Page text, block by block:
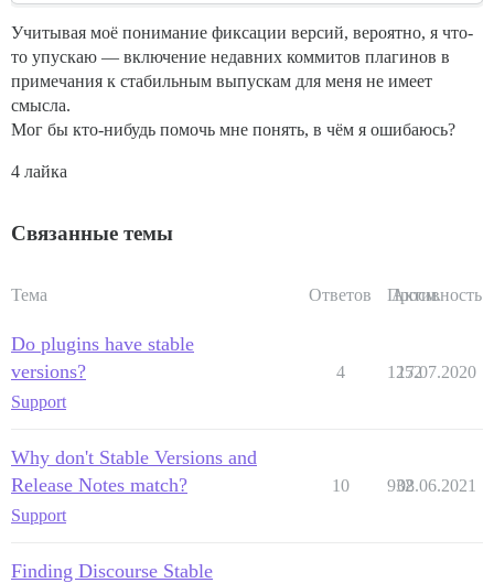
Учитывая моё понимание фиксации версий, вероятно, я что-
то упускаю — включение недавних коммитов плагинов в
примечания к стабильным выпускам для меня не имеет
смысла.
Мог бы кто-нибудь помочь мне понять, в чём я ошибаюсь?
4 лайка
Связанные темы
Тема Ответов Просм.
Активность
Do plugins have stable
versions?
Support
4 1252
17.07.2020
Why don't Stable Versions and
Release Notes match?
Support
10 932
08.06.2021
Finding Discourse Stable